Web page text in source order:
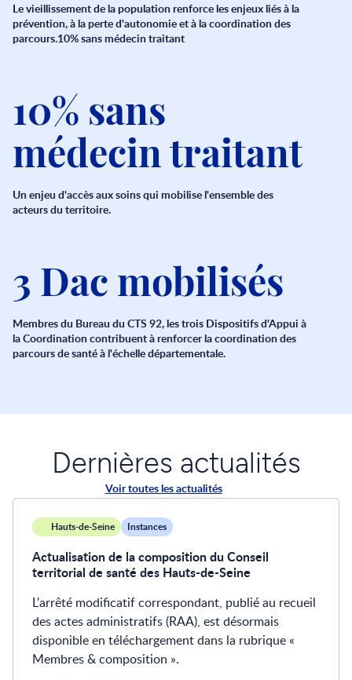
Le vieillissement de la population renforce les enjeux liés à la
prévention, à la perte d'autonomie et à la coordination des
parcours.10% sans médecin traitant
10% sans
médecin traitant
Un enjeu d'accès aux soins qui mobilise l'ensemble des
acteurs du territoire.
3 Dac mobilisés
Membres du Bureau du CTS 92, les trois Dispositifs d'Appui à
la Coordination contribuent à renforcer la coordination des
parcours de santé à l'échelle départementale.
Dernières actualités
Voir toutes les actualités
Hauts-de-Seine Instances
Actualisation de la composition du Conseil
territorial de santé des Hauts-de-Seine
L'arrêté modificatif correspondant, publié au recueil
des actes administratifs (RAA), est désormais
disponible en téléchargement dans la rubrique «
Membres & composition ».